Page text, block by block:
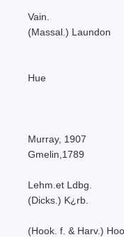
Vain.
(Massal.) Laundon
Hue
Murray, 1907
Gmelin,1789
Lehm.et Ldbg.
(Dicks.) K¿rb.
(Hook. f. & Harv.)